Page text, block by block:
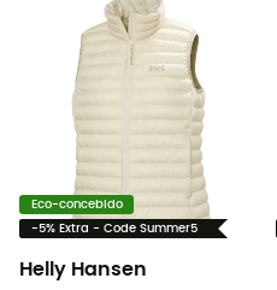
Eco-concebido
-5% Extra - Code Summer5
Helly Hansen